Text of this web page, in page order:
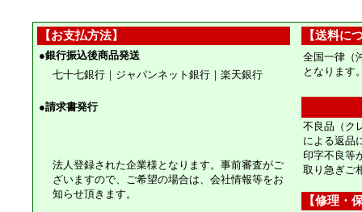
【お支払方法】 【送料に
●銀行振込後商品発送
全国一律（
となります
七十七銀行｜ジャパンネット銀行｜楽天銀行
●請求書発行
法人登録された企業様となります。事前審査がご
ざいますので、ご希望の場合は、会社情報等をお
知らせ頂きます。
不良品（ク
による返品
印字不良等
取り急ぎご
【修理・